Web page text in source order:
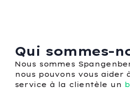
Qui sommes-
Nous sommes
nous pouvons vous aider
service à la clientèle un